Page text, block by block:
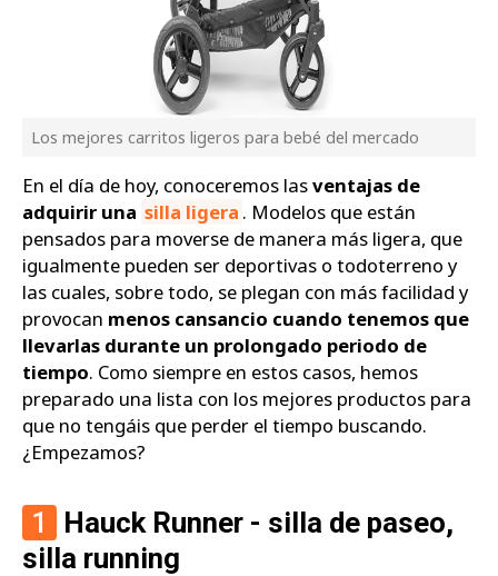
Los mejores carritos ligeros para bebé del mercado
En el día de hoy, conoceremos lasventajas de
adquirir una silla ligera . Modelos que están
pensados para moverse de manera más ligera, que
igualmente pueden ser deportivas o todoterreno y
las cuales, sobre todo, se plegan con más facilidad y
provocan menos cansancio cuando tenemos que
llevarlas durante un prolongado periodo de
tiempo. Como siempre en estos casos, hemos
preparado una lista con los mejores productos para
que no tengáis que perder el tiempo buscando.
¿Empezamos?
1
Hauck Runner - silla de paseo,
silla running